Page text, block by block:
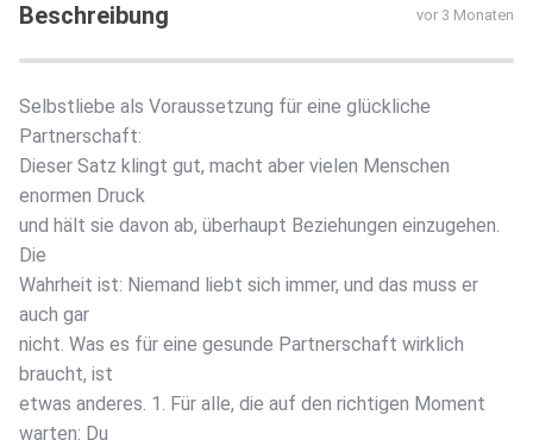
Beschreibung vor 3 Monaten
Selbstliebe als Voraussetzung für eine glückliche
Partnerschaft:
Dieser Satz klingt gut, macht aber vielen Menschen
enormen Druck
und hält sie davon ab, überhaupt Beziehungen einzugehen.
Die
Wahrheit ist: Niemand liebt sich immer, und das muss er
auch gar
nicht. Was es für eine gesunde Partnerschaft wirklich
braucht, ist
etwas anderes. 1. Für alle, die auf den richtigen Moment
warten: Du